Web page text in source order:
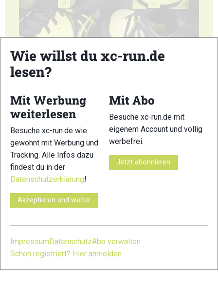
3 4
7
© Bilder 1 - 7: Marco Felgenhauer;
VERWANDTE ARTIKEL
Salomon S/Lab
INOV8 X-Talon G
Wie willst du xc-run.de
lesen?
Mit Werbung
weiterlesen
Besuche xc-run.de wie
gewohnt mit Werbung und
Tracking. Alle Infos dazu
findest du in der
Datenschutzerklärung!
Akzeptieren und weiter
Mit Abo
Besuche xc-run.de mit
eigenem Account und völlig
werbefrei.
Jetzt abonnieren
Impressum DatenschutzAbo verwalten
Schon registriert? Hier anmelden